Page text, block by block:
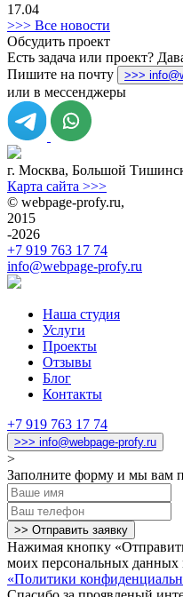
17.04
>>> Все новости
Обсудить проект
Есть задача или проект?
Пишите на почту
>>>
или в мессенджеры
г. Москва, Большой
Карта сайта >>>
© webpage-profy.ru,
2015
-2026
+7 919 763 17 74
info@webpage-profy.ru
Наша студия
Услуги
Проекты
Отзывы
Блог
Контакты
+7 919 763 17 74
>>> info@webpage-profy.ru
>
Заполните форму и мы вам
>> Отправить заявку
Нажимая кнопку
моих персональных данных
«Политики